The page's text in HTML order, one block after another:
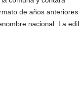
de años anteriores
nacional. La edil